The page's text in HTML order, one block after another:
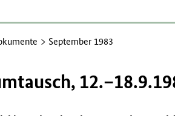
September 1983